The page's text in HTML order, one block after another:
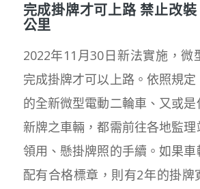
完成掛牌才可上路 禁止改
公里
2022年11月30日新法實施，微
完成掛牌才可以上路。依照規
的全新微型電動二輪車、又或
新牌之車輛，都需前往各地監理
領用、懸掛牌照的手續。如果車
配有合格標章，則有2年的掛牌